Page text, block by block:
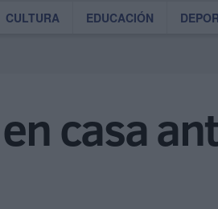
CULTURA EDUCACIÓN
casa